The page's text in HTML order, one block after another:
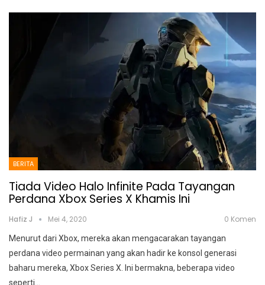
BERITA
Tiada Video Halo Infinite Pada Tayangan
Perdana Xbox Series X Khamis Ini
Hafiz J Mei 4, 2020 0 Komen
Menurut dari Xbox, mereka akan mengacarakan tayangan
perdana video permainan yang akan hadir ke konsol generasi
baharu mereka, Xbox Series X. Ini bermakna, beberapa video
seperti…